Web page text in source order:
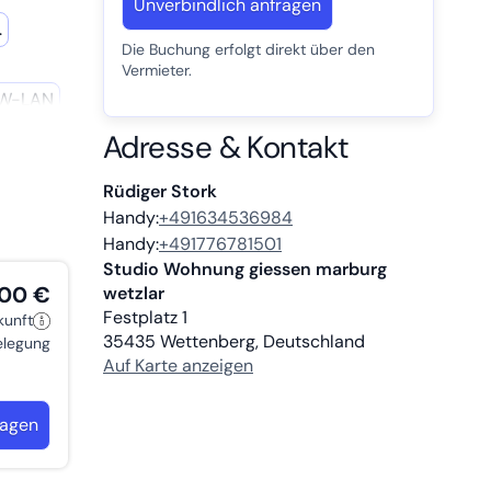
wir
LAN
€
Unverbindlich anfragen
Die Buchung erfolgt direkt über den
Vermieter.
Adresse & Kontakt
Rüdiger Stork
Handy:+491634536984
Handy:+491776781501
Studio Wohnung giessen marburg
wetzlar
Festplatz 1
35435 Wettenberg, Deutschland
Auf Karte anzeigen